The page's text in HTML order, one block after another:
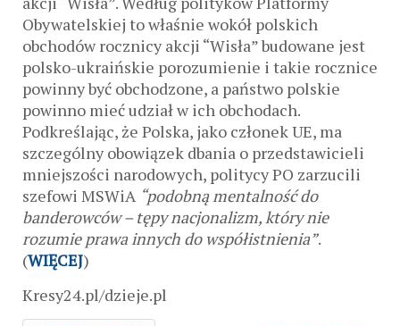
Obywatelskiej to właśnie wokół polskich
obchodów rocznicy akcji “Wisła” budowane jest
polsko-ukraińskie porozumienie i takie rocznice
powinny być obchodzone, a państwo polskie
powinno mieć udział w ich obchodach.
Podkreślając, że Polska, jako członek UE, ma
szczególny obowiązek dbania o przedstawicieli
mniejszości narodowych, politycy PO zarzucili
szefowi MSWiA “podobną mentalność do
banderowców – tępy nacjonalizm, który nie
rozumie prawa innych do współistnienia”.
(WIĘCEJ)
Kresy24.pl/dzieje.pl